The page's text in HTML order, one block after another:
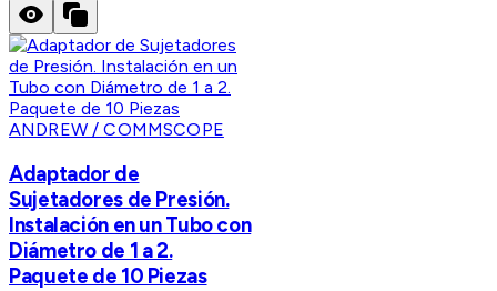
ANDREW / COMMSCOPE
Adaptador de
Sujetadores de Presión.
Instalación en un Tubo con
Diámetro de 1 a 2.
Paquete de 10 Piezas